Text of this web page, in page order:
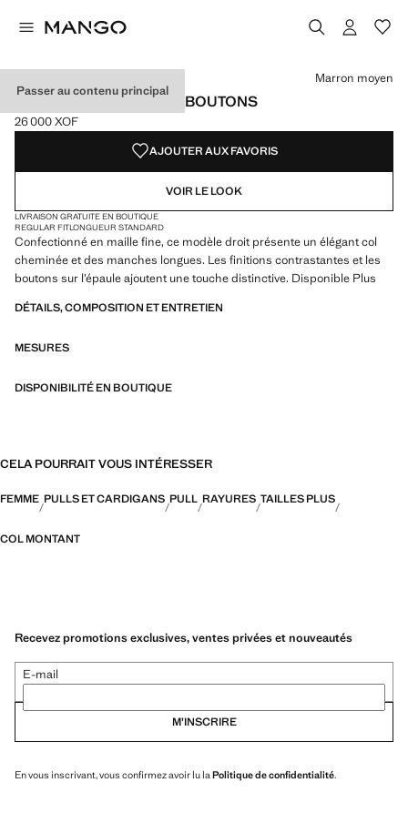
Passer au contenu principal
PULL COL CHEMINÉE À BOUTONS
Prix actuel [26 000 XOF ]
26 000 XOF
Choisissez une couleur
Couleur Bleu marine foncé
Couleur Marron moyen sélectionnée
Couleur Tabac
Marron moyen
AJOUTER AUX FAVORIS
VOIR LE LOOK
LIVRAISON GRATUITE EN BOUTIQUE
REGULAR FITLONGUEUR STANDARD
Confectionné en maille fine, ce modèle droit présente un élégant col
cheminée et des manches longues. Les finitions contrastantes et les
boutons sur l’épaule ajoutent une touche distinctive. Disponible Plus
DÉTAILS, COMPOSITION ET ENTRETIEN
MESURES
DISPONIBILITÉ EN BOUTIQUE
CELA POURRAIT VOUS INTÉRESSER
FEMME PULLS ET CARDIGANS PULL RAYURES TAILLES PLUS
COL MONTANT
Recevez promotions exclusives, ventes privées et nouveautés
E-mail
M’INSCRIRE
En vous inscrivant, vous confirmez avoir lu la Politique de confidentialité.